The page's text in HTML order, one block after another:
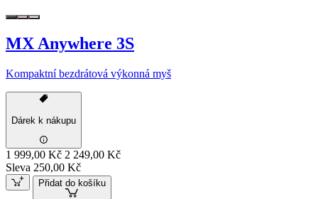
MX Anywhere 3S
Kompaktní bezdrátová výkonná myš
Dárek k nákupu
1 999,00 Kč 2 249,00 Kč
Sleva 250,00 Kč
Přidat do košíku